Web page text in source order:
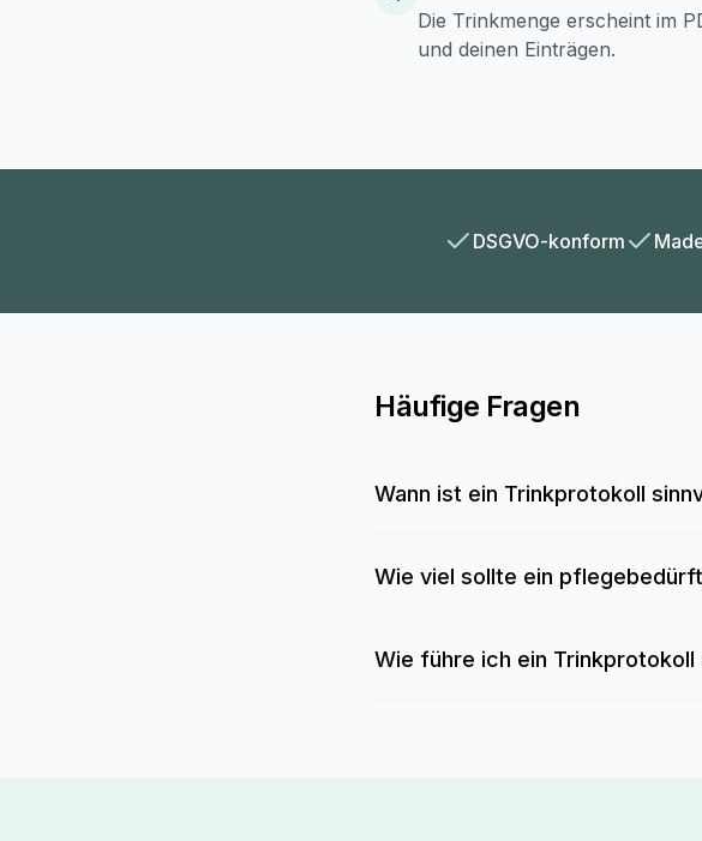
Die Trinkmenge erscheint im
und deinen Einträgen.
DSGVO-konform
Häufige Fragen
Wann ist ein Trinkprotokoll
Wie viel sollte ein
Wie führe ich ein